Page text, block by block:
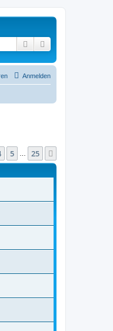
Suche
Anmelden
5 25